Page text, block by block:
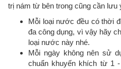
trị nám từ bên trong cũng cần lưu
Mỗi loại nước đều có thời
đa công dụng, vì vậy hãy
loại nước này nhé.
Mỗi ngày không nên sử
chuẩn khuyến khích từ 1